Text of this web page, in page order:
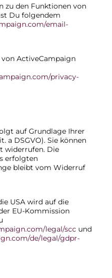
zu den Funktionen von
Du folgendem
email-
ActiveCampaign
privacy-
auf Grundlage Ihrer
a DSGVO). Sie können
widerrufen. Die
erfolgten
bleibt vom Widerruf
USA wird auf die
EU-Kommission
legal/scc und
de/legal/gdpr-